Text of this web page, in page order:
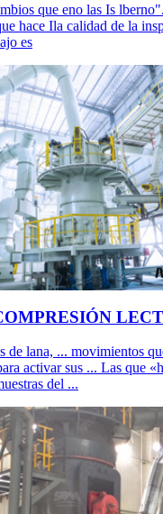
que eno las Is
hace Ila calidad de la
es
de lana, ... movimientos
activar sus ... Las que
del ...